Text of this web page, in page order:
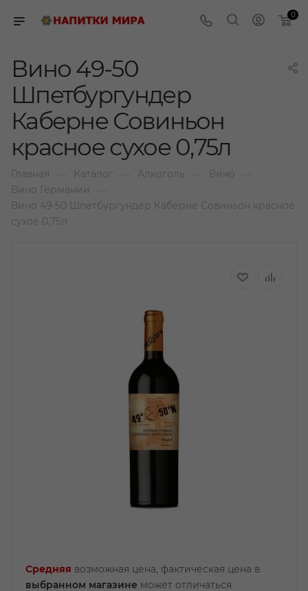
0
Вино 49-50
Шпетбургундер
Каберне Совиньон
красное сухое 0,75л
Главная Каталог Алкоголь Вино
Вино Германии
Вино 49-50 Шпетбургундер Каберне Совиньон красное
сухое 0,75л
Средняя возможная цена, фактическая цена в
выбранном магазине может отличаться